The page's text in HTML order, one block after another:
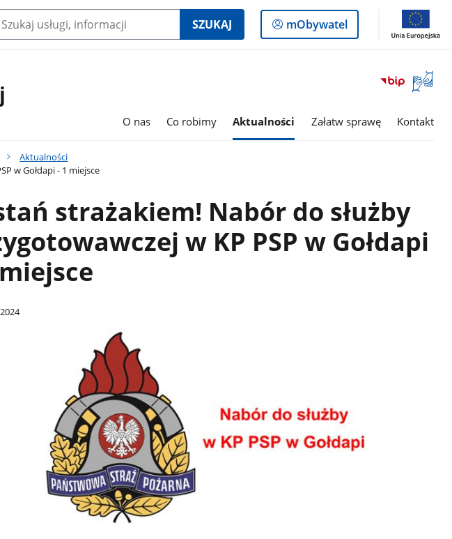
SZUKAJ
Logowanie
do
mObywatel
Otwórz
okno
O nas Co robimy Aktualności Załatw sprawę Kontakt
Aktualności
w Gołdapi - 1 miejsce
strażakiem! Nabór do służby
w KP PSP w Gołdapi